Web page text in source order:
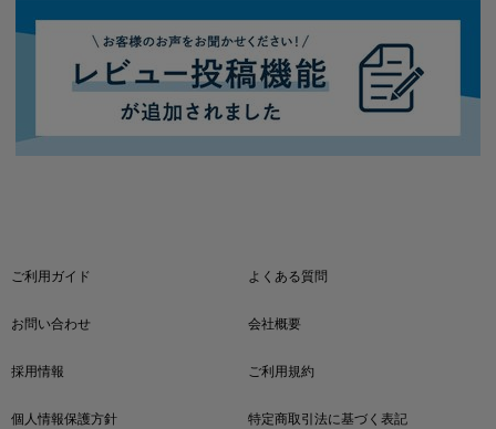
ご利用ガイド よくある質問
お問い合わせ 会社概要
採用情報 ご利用規約
個人情報保護方針 特定商取引法に基づく表記